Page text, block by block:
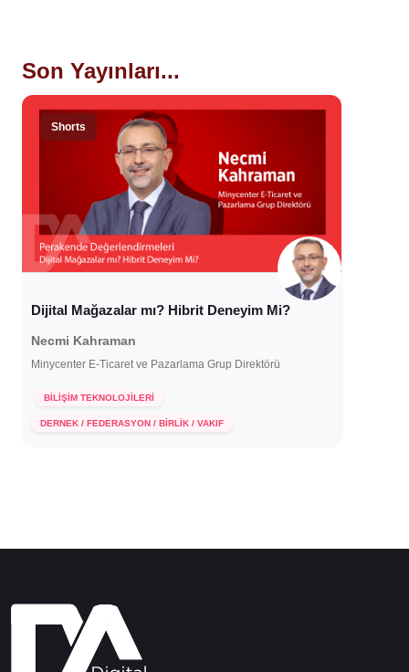
Son Yayınları...
Shorts
Dijital Mağazalar mı? Hibrit Deneyim Mi?
Necmi Kahraman
Minycenter E-Ticaret ve Pazarlama Grup Direktörü
BİLİŞİM TEKNOLOJİLERİ
DERNEK / FEDERASYON / BİRLİK / VAKIF